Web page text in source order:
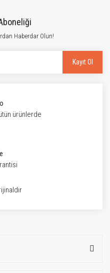
Haberdar Olun!
Kayıt Ol
ürünlerde